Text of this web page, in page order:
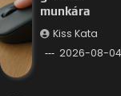
munkára
Kiss Kata
2026-08-04